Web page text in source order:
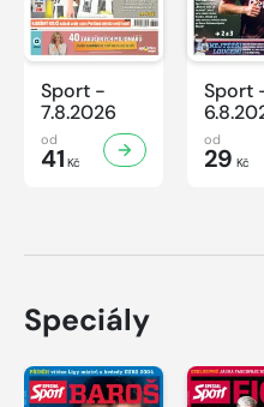
Sport -
7.8.2026
od
41 Kč
Sport
od
29 Kč
Speciály